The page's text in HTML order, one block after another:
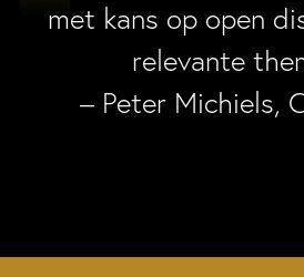
met kans op open
relevante
– Peter Michiels,